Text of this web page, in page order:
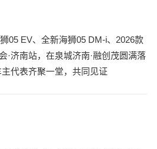
05 EV、全新海狮05 DM-i、2026款
·济南站，在泉城济南·融创茂圆满落
代表齐聚一堂，共同见证